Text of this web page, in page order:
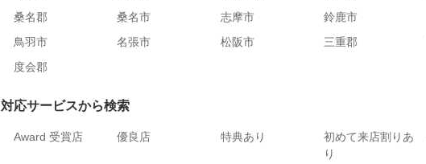
桑名郡
桑名市 志摩市 鈴鹿市
鳥羽市
名張市 松阪市 三重郡
度会郡
対応サービスから検索
Award 受賞店 優良店 特典あり
初めて来店割りあ
り